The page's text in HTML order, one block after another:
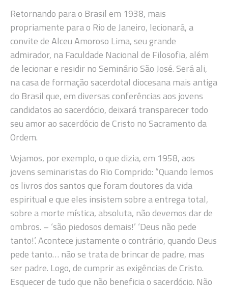
Retornando para o Brasil em 1938, mais
propriamente para o Rio de Janeiro, lecionará, a
convite de Alceu Amoroso Lima, seu grande
admirador, na Faculdade Nacional de Filosofia, além
de lecionar e residir no Seminário São José. Será ali,
na casa de formação sacerdotal diocesana mais antiga
do Brasil que, em diversas conferências aos jovens
candidatos ao sacerdócio, deixará transparecer todo
seu amor ao sacerdócio de Cristo no Sacramento da
Ordem.
Vejamos, por exemplo, o que dizia, em 1958, aos
jovens seminaristas do Rio Comprido: “Quando lemos
os livros dos santos que foram doutores da vida
espiritual e que eles insistem sobre a entrega total,
sobre a morte mística, absoluta, não devemos dar de
ombros. – ‘são piedosos demais!’ ‘Deus não pede
tanto!’. Acontece justamente o contrário, quando Deus
pede tanto… não se trata de brincar de padre, mas
ser padre. Logo, de cumprir as exigências de Cristo.
Esquecer de tudo que não beneficia o sacerdócio. Não